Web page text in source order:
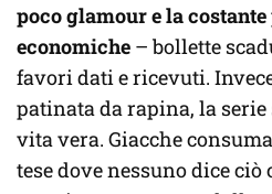
poco glamour e la
economiche – bollette
favori dati e ricevuti.
patinata da rapina, la serie
vita vera. Giacche
tese dove nessuno dice ciò